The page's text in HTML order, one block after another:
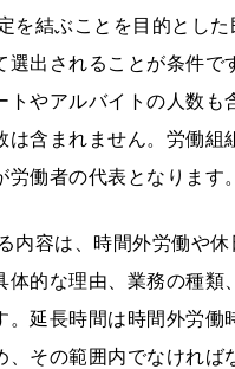
を結ぶことを目的とした
選出されることが条件で
トやアルバイトの人数も
は含まれません。労働組
働者の代表となります。
内容は、時間外労働や休
体的な理由、業務の種類
。延長時間は時間外労働
その範囲内でなければ